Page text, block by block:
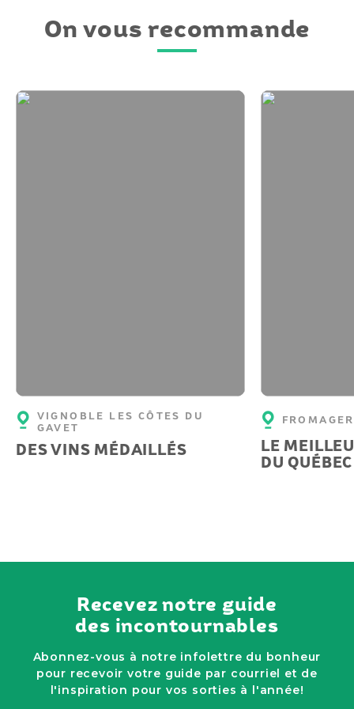
On vous recommande
VIGNOBLE LES CÔTES DU
GAVET
DES VINS MÉDAILLÉS
LE
DU QUÉBEC
Recevez notre guide
des incontournables
Abonnez-vous à notre infolettre du bonheur
pour recevoir votre guide par courriel et de
l'inspiration pour vos sorties à l'année!